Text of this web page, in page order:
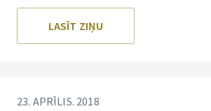
LASĪT ZIŅU
23. APRĪLIS. 2018